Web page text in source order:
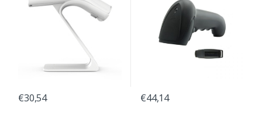
€30,54 €44,14